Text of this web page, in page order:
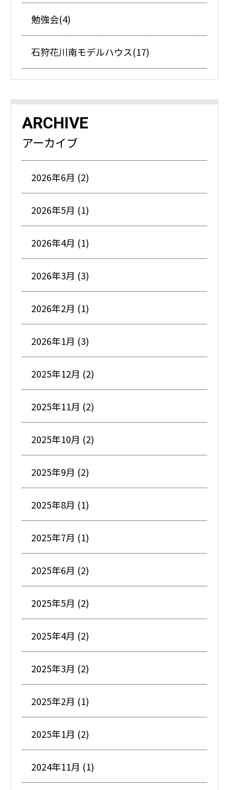
勉強会(4)
石狩花川南モデルハウス(17)
ARCHIVE
アーカイブ
2026年6月 (2)
2026年5月 (1)
2026年4月 (1)
2026年3月 (3)
2026年2月 (1)
2026年1月 (3)
2025年12月 (2)
2025年11月 (2)
2025年10月 (2)
2025年9月 (2)
2025年8月 (1)
2025年7月 (1)
2025年6月 (2)
2025年5月 (2)
2025年4月 (2)
2025年3月 (2)
2025年2月 (1)
2025年1月 (2)
2024年11月 (1)